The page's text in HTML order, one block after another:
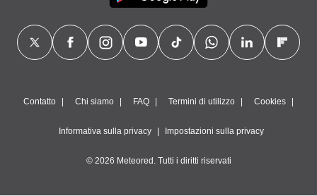
Contatto Chi siamo FAQ Termini di utilizzo Cookies
Informativa sulla privacy Impostazioni sulla privacy
© 2026 Meteored. Tutti i diritti riservati